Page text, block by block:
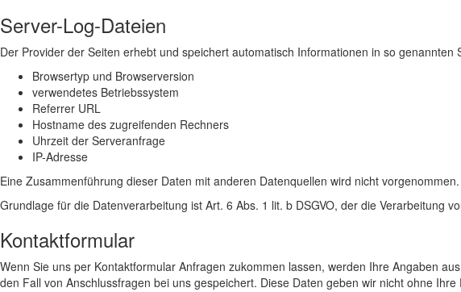
Server-Log-Dateien
Der Provider der Seiten erhebt und speichert automatisch Informationen in so
Browsertyp und Browserversion
verwendetes Betriebssystem
Referrer URL
Hostname des zugreifenden Rechners
Uhrzeit der Serveranfrage
IP-Adresse
Eine Zusammenführung dieser Daten mit anderen Datenquellen wird nicht vorgenommen.
Grundlage für die Datenverarbeitung ist Art. 6 Abs. 1 lit. b DSGVO, der die Verarbeitung
Kontaktformular
Wenn Sie uns per Kontaktformular Anfragen zukommen lassen, werden Ihre Angaben
den Fall von Anschlussfragen bei uns gespeichert. Diese Daten geben wir nicht ohne Ihre